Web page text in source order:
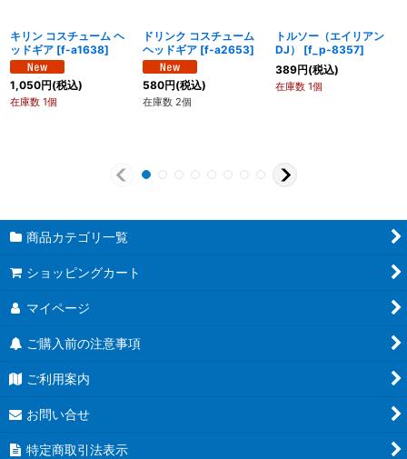
キリン コスチューム ヘ
ッドギア [f-a1638]
1,050円(税込)
在庫数 1個
ドリンク コスチューム
ヘッドギア [f-a2653]
580円(税込)
在庫数 2個
トルソー（エイリアン
DJ）
[f_p-8357]
389円(税込)
在庫数 1個
商品カテゴリ一覧
ショッピングカート
マイページ
ご購入前の注意事項
ご利用案内
お問い合せ
特定商取引法表示